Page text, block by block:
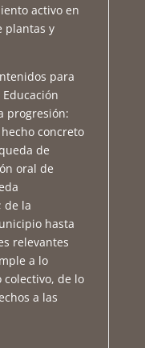
activo en
plantas y
para
progresión:
concreto
de
oral de
de la
hasta
relevantes
a lo
de lo
a las